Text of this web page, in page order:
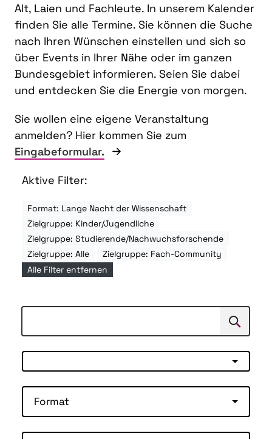
Alt, Laien und Fachleute. In unserem Kalender
finden Sie alle Termine. Sie können die Suche
nach Ihren Wünschen einstellen und sich so
über Events in Ihrer Nähe oder im ganzen
Bundesgebiet informieren. Seien Sie dabei
und entdecken Sie die Energie von morgen.
Sie wollen eine eigene Veranstaltung
anmelden? Hier kommen Sie zum
Eingabeformular.
Aktive Filter:
Format: Lange Nacht der Wissenschaft
Zielgruppe: Kinder/Jugendliche
Zielgruppe: Studierende/Nachwuchsforschende
Zielgruppe: Alle
Zielgruppe: Fach-Community
Alle Filter entfernen
Suchen
Format